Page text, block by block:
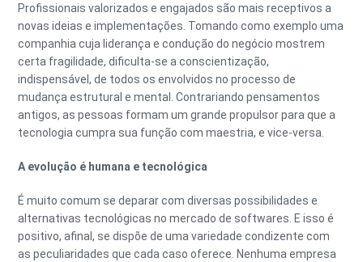
Profissionais valorizados e engajados são mais receptivos a
novas ideias e implementações. Tomando como exemplo uma
companhia cuja liderança e condução do negócio mostrem
certa fragilidade, dificulta-se a conscientização,
indispensável, de todos os envolvidos no processo de
mudança estrutural e mental. Contrariando pensamentos
antigos, as pessoas formam um grande propulsor para que a
tecnologia cumpra sua função com maestria, e vice-versa.
A evolução é humana e tecnológica
É muito comum se deparar com diversas possibilidades e
alternativas tecnológicas no mercado de softwares. E isso é
positivo, afinal, se dispõe de uma variedade condizente com
as peculiaridades que cada caso oferece. Nenhuma empresa